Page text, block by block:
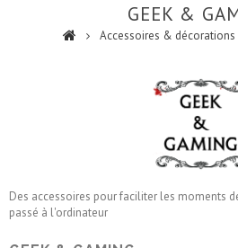
GEEK &
Accessoires & décorations
Des accessoires pour faciliter les moments
passé à l'ordinateur